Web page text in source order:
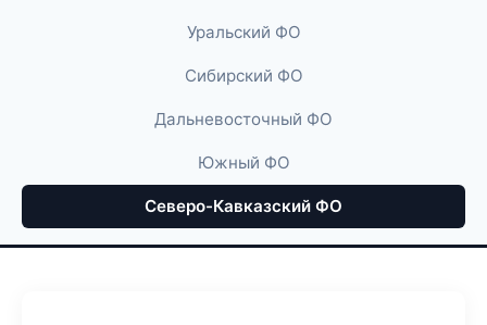
Уральский ФО
Сибирский ФО
Дальневосточный ФО
Южный ФО
Северо-Кавказский ФО